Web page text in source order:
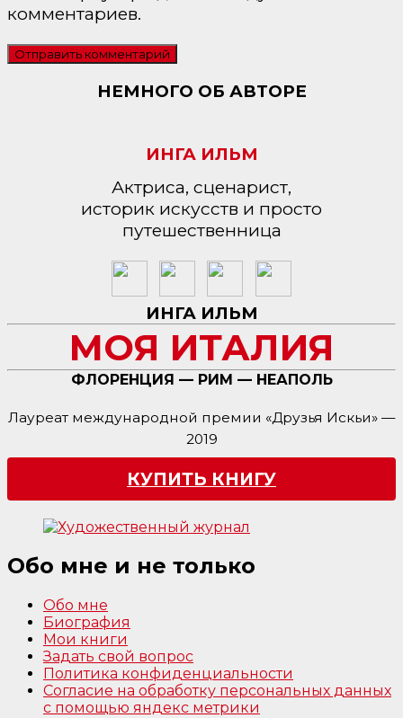
комментариев.
НЕМНОГО ОБ АВТОРЕ
ИНГА ИЛЬМ
Актриса, сценарист,
историк искусств и просто
путешественница
ИНГА ИЛЬМ
МОЯ ИТАЛИЯ
ФЛОРЕНЦИЯ — РИМ — НЕАПОЛЬ
Лауреат международной премии «Друзья Искьи» —
2019
КУПИТЬ КНИГУ
Обо мне и не только
Обо мне
Биография
Мои книги
Задать свой вопрос
Политика конфиденциальности
Согласие на обработку персональных данных
с помощью яндекс метрики